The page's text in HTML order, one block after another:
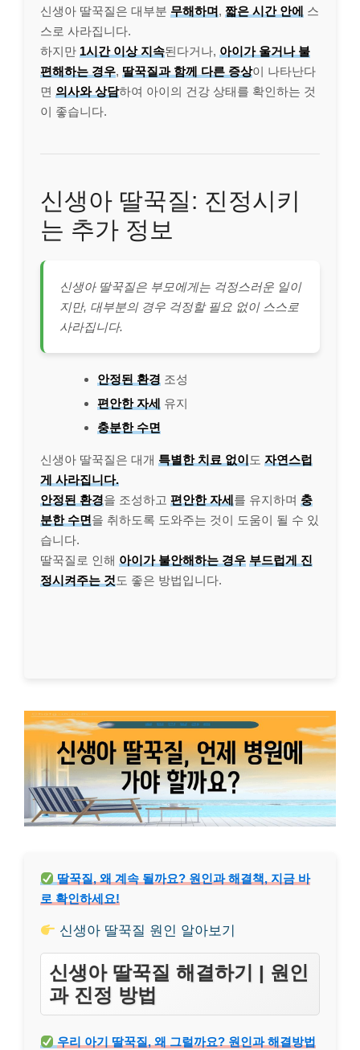
신생아 딸꾹질은 대부분 무해하며, 짧은 시간 안에 스
스로 사라집니다.
하지만 1시간 이상 지속된다거나, 아이가 울거나 불
편해하는 경우, 딸꾹질과 함께 다른 증상이 나타난다
면 의사와 상담하여 아이의 건강 상태를 확인하는 것
이 좋습니다.
신생아 딸꾹질: 진정시키
는 추가 정보
신생아 딸꾹질은 부모에게는 걱정스러운 일이
지만, 대부분의 경우 걱정할 필요 없이 스스로
사라집니다.
안정된 환경 조성
편안한 자세 유지
충분한 수면
신생아 딸꾹질은 대개 특별한 치료 없이 도 자연스럽
게 사라집니다.
안정된 환경을 조성하고 편안한 자세를 유지하며 충
분한 수면을 취하도록 도와주는 것이 도움이 될 수 있
습니다.
딸꾹질로 인해 아이가 불안해하는 경우 부드럽게 진
정시켜주는 것도 좋은 방법입니다.
딸꾹질, 왜 계속 될까요? 원인과 해결책, 지금 바
로 확인하세요!
신생아 딸꾹질 원인 알아보기
신생아 딸꾹질 해결하기 | 원인
과 진정 방법
우리 아기 딸꾹질, 왜 그럴까요? 원인과 해결방법